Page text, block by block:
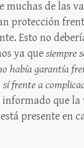
muchas de las
protección
Esto no
ya quesiempre
había garantía
frente a
informado que
presente en